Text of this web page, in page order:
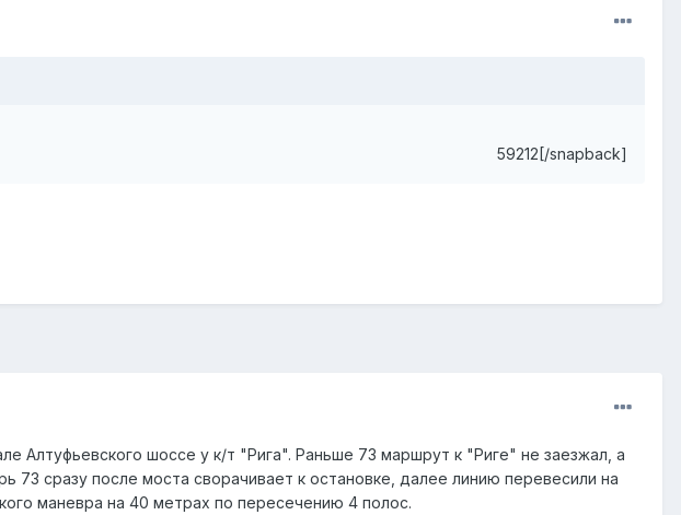
59212[/snapback]
Алтуфьевского шоссе у к/т "Рига". Раньше 73 маршрут к "Риге" не заезжал, а
сразу после моста сворачивает к остановке, далее линию перевесили на
маневра на 40 метрах по пересечению 4 полос.